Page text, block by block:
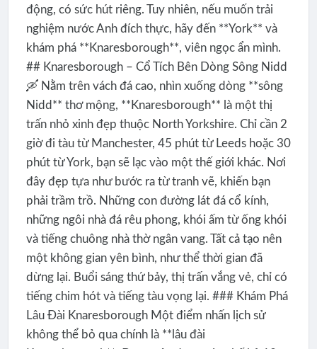
động, có sức hút riêng. Tuy nhiên, nếu muốn trải
nghiệm nước Anh đích thực, hãy đến **York** và
khám phá **Knaresborough**, viên ngọc ẩn mình.
## Knaresborough – Cổ Tích Bên Dòng Sông Nidd
🛶 Nằm trên vách đá cao, nhìn xuống dòng **sông
Nidd** thơ mộng, **Knaresborough** là một thị
trấn nhỏ xinh đẹp thuộc North Yorkshire. Chỉ cần 2
giờ đi tàu từ Manchester, 45 phút từ Leeds hoặc 30
phút từ York, bạn sẽ lạc vào một thế giới khác. Nơi
đây đẹp tựa như bước ra từ tranh vẽ, khiến bạn
phải trầm trồ. Những con đường lát đá cổ kính,
những ngôi nhà đá rêu phong, khói ấm từ ống khói
và tiếng chuông nhà thờ ngân vang. Tất cả tạo nên
một không gian yên bình, như thể thời gian đã
dừng lại. Buổi sáng thứ bảy, thị trấn vắng vẻ, chỉ có
tiếng chim hót và tiếng tàu vọng lại. ### Khám Phá
Lâu Đài Knaresborough Một điểm nhấn lịch sử
không thể bỏ qua chính là **lâu đài